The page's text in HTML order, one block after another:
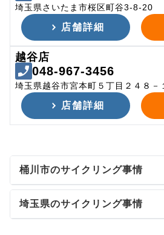
埼玉県さいたま市桜区町谷3-8-20
店舗詳細
越谷店
048-967-3456
埼玉県越谷市宮本町５丁目２４８－
店舗詳細
桶川市のサイクリング事情
埼玉県のサイクリング事情